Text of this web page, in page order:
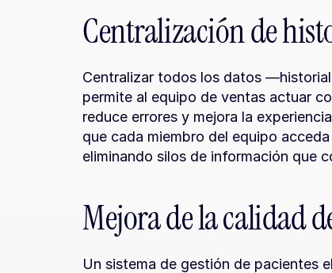
Centralización de
Centralizar todos los datos
permite al equipo de ventas actuar
reduce errores y mejora la
que cada miembro del equipo
eliminando silos de información que
Mejora de la calidad
Un sistema de gestión de pacientes